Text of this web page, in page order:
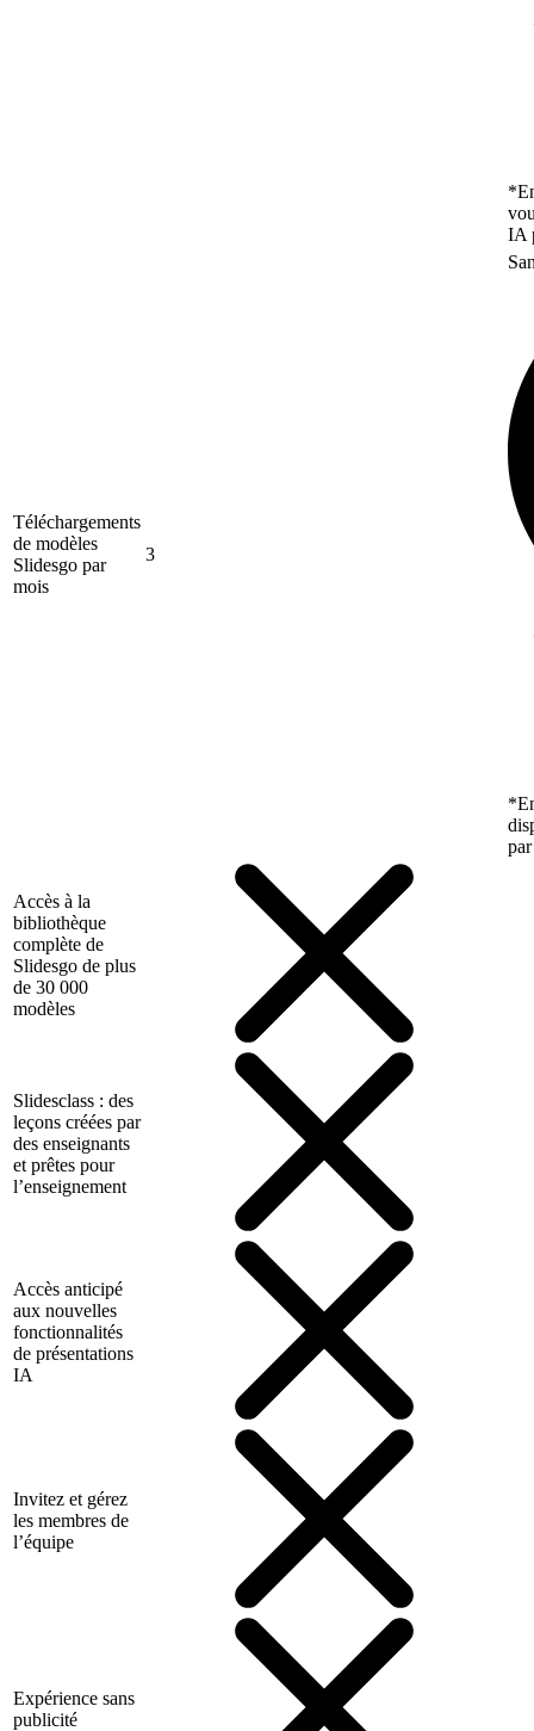
IA
Téléchargements
de modèles
Slidesgo par
mois
3
Accès à la
bibliothèque
complète de
Slidesgo de plus
de 30 000
modèles
Slidesclass : des
leçons créées par
des enseignants
et prêtes pour
l’enseignement
Accès anticipé
aux nouvelles
fonctionnalités
de présentations
IA
Invitez et gérez
les membres de
l’équipe
Expérience sans
publicité